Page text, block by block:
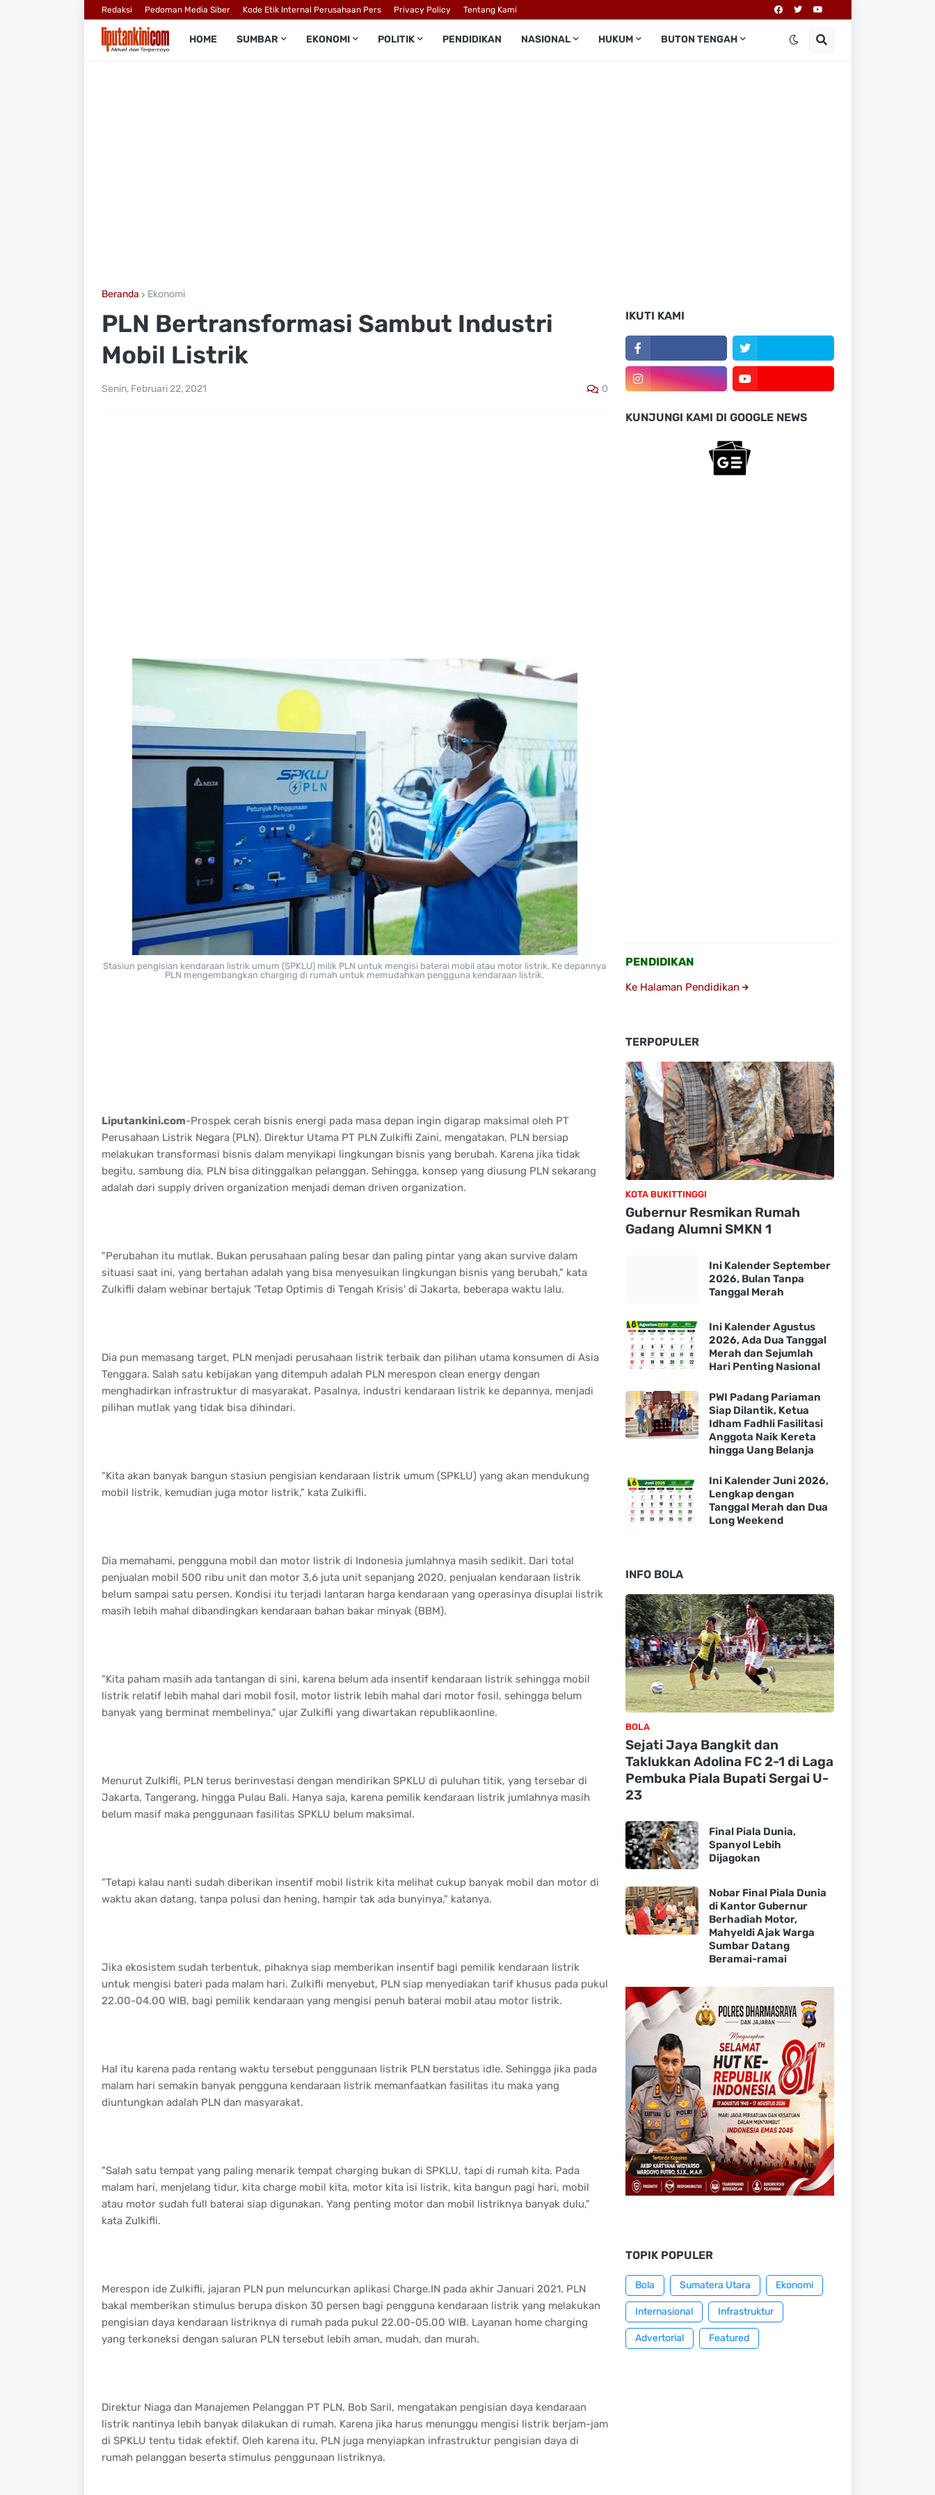
Redaksi Pedoman Media Siber Kode Etik Internal Perusahaan Pers Privacy Policy Tentang Kami
HOME SUMBAR EKONOMI POLITIK PENDIDIKAN NASIONAL HUKUM BUTON TENGAH
Beranda Ekonomi
PLN Bertransformasi Sambut Industri
Mobil Listrik
Senin, Februari 22, 2021 0
Stasiun pengisian kendaraan listrik umum (SPKLU) milik PLN untuk mengisi baterai mobil atau motor listrik. Ke depannya
PLN mengembangkan charging di rumah untuk memudahkan pengguna kendaraan listrik.
Liputankini.com-Prospek cerah bisnis energi pada masa depan ingin digarap maksimal oleh PT
Perusahaan Listrik Negara (PLN). Direktur Utama PT PLN Zulkifli Zaini, mengatakan, PLN bersiap
melakukan transformasi bisnis dalam menyikapi lingkungan bisnis yang berubah. Karena jika tidak
begitu, sambung dia, PLN bisa ditinggalkan pelanggan. Sehingga, konsep yang diusung PLN sekarang
adalah dari supply driven organization menjadi deman driven organization.
"Perubahan itu mutlak. Bukan perusahaan paling besar dan paling pintar yang akan survive dalam
situasi saat ini, yang bertahan adalah yang bisa menyesuikan lingkungan bisnis yang berubah," kata
Zulkifli dalam webinar bertajuk 'Tetap Optimis di Tengah Krisis' di Jakarta, beberapa waktu lalu.
Dia pun memasang target, PLN menjadi perusahaan listrik terbaik dan pilihan utama konsumen di Asia
Tenggara. Salah satu kebijakan yang ditempuh adalah PLN merespon clean energy dengan
menghadirkan infrastruktur di masyarakat. Pasalnya, industri kendaraan listrik ke depannya, menjadi
pilihan mutlak yang tidak bisa dihindari.
"Kita akan banyak bangun stasiun pengisian kendaraan listrik umum (SPKLU) yang akan mendukung
mobil listrik, kemudian juga motor listrik," kata Zulkifli.
Dia memahami, pengguna mobil dan motor listrik di Indonesia jumlahnya masih sedikit. Dari total
penjualan mobil 500 ribu unit dan motor 3,6 juta unit sepanjang 2020, penjualan kendaraan listrik
belum sampai satu persen. Kondisi itu terjadi lantaran harga kendaraan yang operasinya disuplai listrik
masih lebih mahal dibandingkan kendaraan bahan bakar minyak (BBM).
"Kita paham masih ada tantangan di sini, karena belum ada insentif kendaraan listrik sehingga mobil
listrik relatif lebih mahal dari mobil fosil, motor listrik lebih mahal dari motor fosil, sehingga belum
banyak yang berminat membelinya," ujar Zulkifli yang diwartakan republikaonline.
Menurut Zulkifli, PLN terus berinvestasi dengan mendirikan SPKLU di puluhan titik, yang tersebar di
Jakarta, Tangerang, hingga Pulau Bali. Hanya saja, karena pemilik kendaraan listrik jumlahnya masih
belum masif maka penggunaan fasilitas SPKLU belum maksimal.
"Tetapi kalau nanti sudah diberikan insentif mobil listrik kita melihat cukup banyak mobil dan motor di
waktu akan datang, tanpa polusi dan hening, hampir tak ada bunyinya," katanya.
Jika ekosistem sudah terbentuk, pihaknya siap memberikan insentif bagi pemilik kendaraan listrik
untuk mengisi bateri pada malam hari. Zulkifli menyebut, PLN siap menyediakan tarif khusus pada pukul
22.00-04.00 WIB, bagi pemilik kendaraan yang mengisi penuh baterai mobil atau motor listrik.
Hal itu karena pada rentang waktu tersebut penggunaan listrik PLN berstatus idle. Sehingga jika pada
malam hari semakin banyak pengguna kendaraan listrik memanfaatkan fasilitas itu maka yang
diuntungkan adalah PLN dan masyarakat.
"Salah satu tempat yang paling menarik tempat charging bukan di SPKLU, tapi di rumah kita. Pada
malam hari, menjelang tidur, kita charge mobil kita, motor kita isi listrik, kita bangun pagi hari, mobil
atau motor sudah full baterai siap digunakan. Yang penting motor dan mobil listriknya banyak dulu,"
kata Zulkifli.
Merespon ide Zulkifli, jajaran PLN pun meluncurkan aplikasi Charge.IN pada akhir Januari 2021. PLN
bakal memberikan stimulus berupa diskon 30 persen bagi pengguna kendaraan listrik yang melakukan
pengisian daya kendaraan listriknya di rumah pada pukul 22.00-05.00 WIB. Layanan home charging
yang terkoneksi dengan saluran PLN tersebut lebih aman, mudah, dan murah.
Direktur Niaga dan Manajemen Pelanggan PT PLN, Bob Saril, mengatakan pengisian daya kendaraan
listrik nantinya lebih banyak dilakukan di rumah. Karena jika harus menunggu mengisi listrik berjam-jam
di SPKLU tentu tidak efektif. Oleh karena itu, PLN juga menyiapkan infrastruktur pengisian daya di
rumah pelanggan beserta stimulus penggunaan listriknya.
IKUTI KAMI
KUNJUNGI KAMI DI GOOGLE NEWS
PENDIDIKAN
Ke Halaman Pendidikan
TERPOPULER
KOTA BUKITTINGGI
Gubernur Resmikan Rumah
Gadang Alumni SMKN 1
Ini Kalender September
2026, Bulan Tanpa
Tanggal Merah
Ini Kalender Agustus
2026, Ada Dua Tanggal
Merah dan Sejumlah
Hari Penting Nasional
PWI Padang Pariaman
Siap Dilantik, Ketua
Idham Fadhli Fasilitasi
Anggota Naik Kereta
hingga Uang Belanja
Ini Kalender Juni 2026,
Lengkap dengan
Tanggal Merah dan Dua
Long Weekend
INFO BOLA
BOLA
Sejati Jaya Bangkit dan
Taklukkan Adolina FC 2-1 di Laga
Pembuka Piala Bupati Sergai U-
23
Final Piala Dunia,
Spanyol Lebih
Dijagokan
Nobar Final Piala Dunia
di Kantor Gubernur
Berhadiah Motor,
Mahyeldi Ajak Warga
Sumbar Datang
Beramai-ramai
TOPIK POPULER
Bola Sumatera Utara Ekonomi
Internasional Infrastruktur
Advertorial Featured